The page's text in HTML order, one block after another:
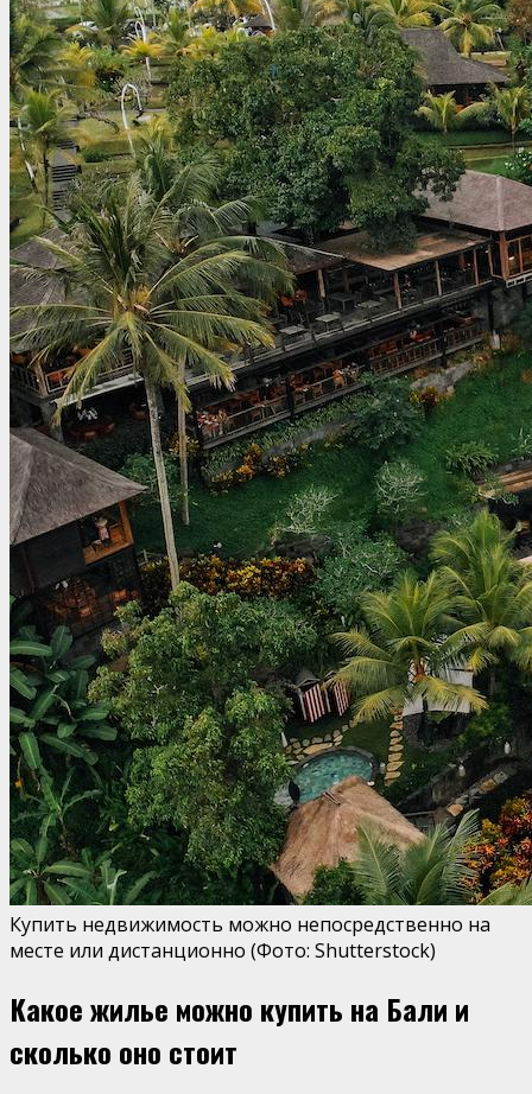
Купить недвижимость можно непосредственно на
месте или дистанционно (Фото: Shutterstock)
Какое жилье можно купить на Бали и
сколько оно стоит